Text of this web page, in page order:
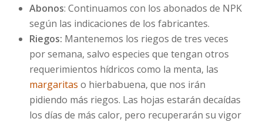
Abonos: Continuamos con los abonados de NPK
según las indicaciones de los fabricantes.
Riegos: Mantenemos los riegos de tres veces
por semana, salvo especies que tengan otros
requerimientos hídricos como la menta, las
margaritas o hierbabuena, que nos irán
pidiendo más riegos. Las hojas estarán decaídas
los días de más calor, pero recuperarán su vigor